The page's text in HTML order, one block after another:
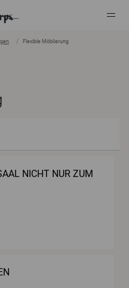
Flexible Möblierung
NICHT NUR ZUM